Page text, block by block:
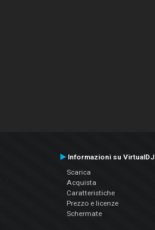
Informazioni su VirtualDJ
Scarica
Acquista
Caratteristiche
Prezzo e licenze
Schermate